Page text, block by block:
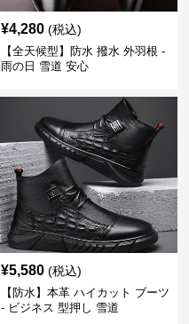
¥4,280 (税込)
【全天候型】防水 撥水 外羽根 -
雨の日 雪道 安心
¥5,580 (税込)
【防水】本革 ハイカット ブーツ
- ビジネス 型押し 雪道